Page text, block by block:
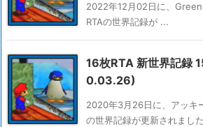
2022年12月02日に、
RTAの世界記録が ...
16枚RTA 新世界記録
0.03.26)
2020年3月26日に、アッキ
の世界記録が更新されまし